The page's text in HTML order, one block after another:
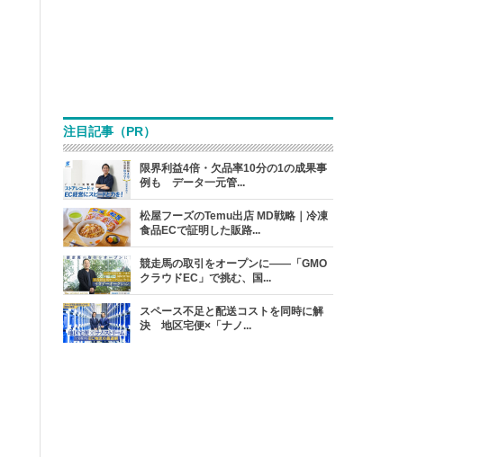
注目記事（PR）
限界利益4倍・欠品率10分の1の成果事
例も データ一元管...
松屋フーズのTemu出店 MD戦略｜冷凍
食品ECで証明した販路...
競走馬の取引をオープンに――「GMO
クラウドEC」で挑む、国...
スペース不足と配送コストを同時に解
決 地区宅便×「ナノ...